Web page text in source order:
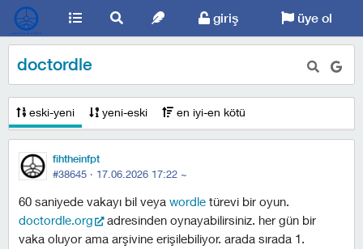
giriş üye ol
doctordle
eski-yeni yeni-eski en iyi-en kötü
fihtheinfpt
#38645 · 17.06.2026 17:22 ~
60 saniyede vakayı bil veya wordle türevi bir oyun.
doctordle.org
adresinden oynayabilirsiniz. her gün bir
vaka oluyor ama arşivine erişilebiliyor. arada sırada 1.